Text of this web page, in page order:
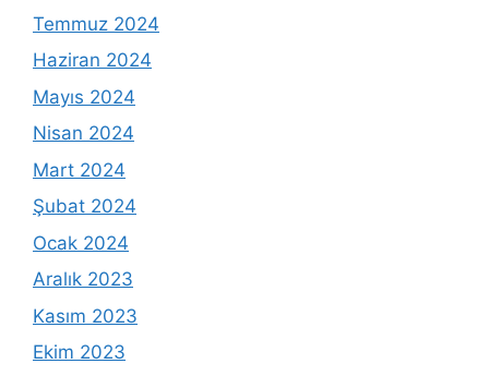
Temmuz 2024
Haziran 2024
Mayıs 2024
Nisan 2024
Mart 2024
Şubat 2024
Ocak 2024
Aralık 2023
Kasım 2023
Ekim 2023